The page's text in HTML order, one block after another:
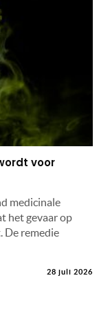
voor
medicinale
het gevaar op
De remedie
28 juli 2026